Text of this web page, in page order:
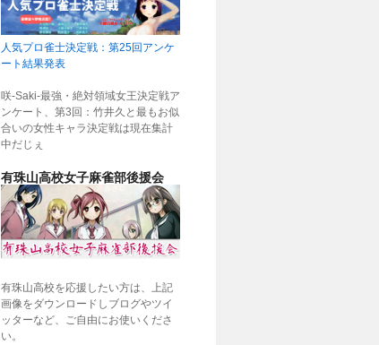
人気プロ雀士決定戦：第25回アンケ
ート結果発表
咲-Saki-最強・絶対領域女王決定戦ア
ンケート、第3回：竹井久と最もお似
合いの女性キャラ決定戦は現在集計
中だじぇ
有珠山高校女子麻雀部後援会
有珠山高校を応援したい方は、上記
画像をダウンロードしブログやツイ
ッターなど、ご自由にお使いくださ
い。